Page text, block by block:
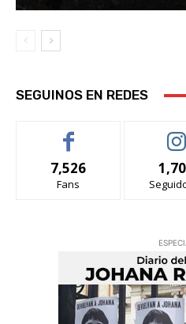
SEGUINOS EN REDES
7,526
Fans